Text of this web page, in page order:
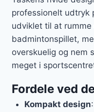
professionelt udtryk
udviklet til at
badmintonspillet,
overskuelig og nem
meget i
Fordele ved
Kompakt design